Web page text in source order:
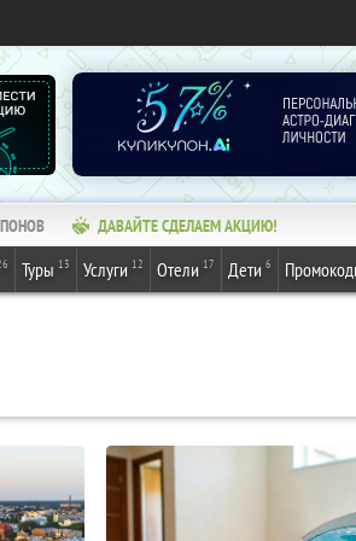
ДАВАЙТЕ СДЕЛАЕМ АКЦИЮ!
Туры 13 Услуги 12 Отели 17 Дети 6